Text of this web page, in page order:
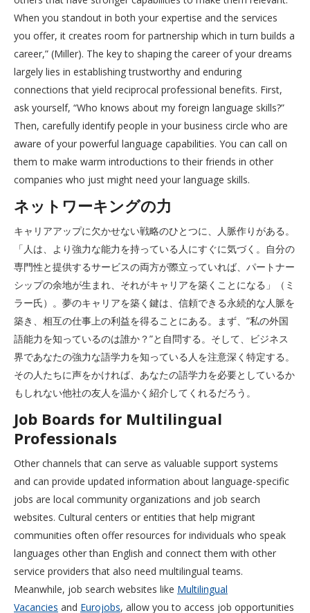
When you standout in both your expertise and the services
you offer, it creates room for partnership which in turn builds a
career,” (Miller). The key to shaping the career of your dreams
largely lies in establishing trustworthy and enduring
connections that yield reciprocal professional benefits. First,
ask yourself, “Who knows about my foreign language skills?”
Then, carefully identify people in your business circle who are
aware of your powerful language capabilities. You can call on
them to make warm introductions to their friends in other
companies who just might need your language skills.
ネットワーキングの力
キャリアアップに欠かせない戦略のひとつに、人脈作りがある。
「人は、より強力な能力を持っている人にすぐに気づく。自分の
専門性と提供するサービスの両方が際立っていれば、パートナー
シップの余地が生まれ、それがキャリアを築くことになる」（ミ
ラー氏）。夢のキャリアを築く鍵は、信頼できる永続的な人脈を
築き、相互の仕事上の利益を得ることにある。まず、”私の外国
語能力を知っているのは誰か？”と自問する。そして、ビジネス
界であなたの強力な語学力を知っている人を注意深く特定する。
その人たちに声をかければ、あなたの語学力を必要としているか
もしれない他社の友人を温かく紹介してくれるだろう。
Job Boards for Multilingual
Professionals
Other channels that can serve as valuable support systems
and can provide updated information about language-specific
jobs are local community organizations and job search
websites. Cultural centers or entities that help migrant
communities often offer resources for individuals who speak
languages other than English and connect them with other
service providers that also need multilingual teams.
Meanwhile, job search websites like Multilingual
Vacancies and Eurojobs, allow you to access job opportunities